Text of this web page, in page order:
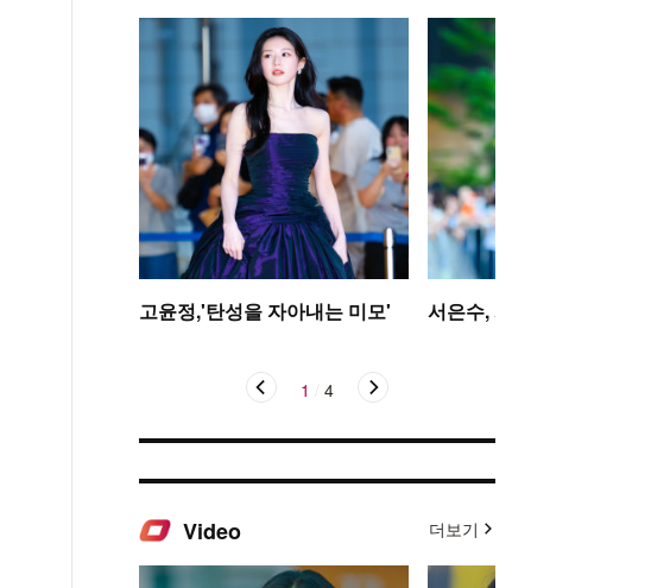
고윤정,'탄성을 자아내는 미모' 서은수, 사뿐사뿐
1 4
Video 더보기